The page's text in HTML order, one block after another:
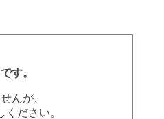
す。
んが、
ださい。